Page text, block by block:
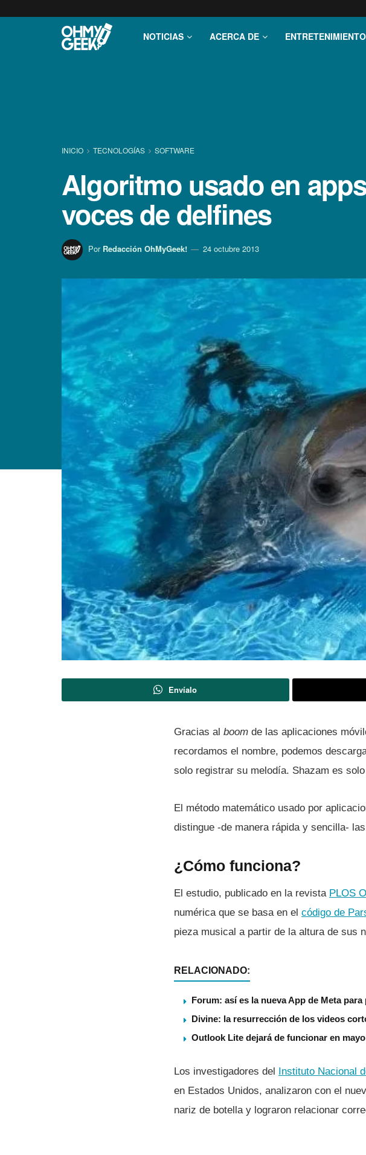
NOTICIAS ACERCA DE ENTRETENIMIENTO
INICIO TECNOLOGÍ­AS SOFTWARE
Algoritmo usado en
voces de delfines
Por Redacción OhMyGeek! 24 octubre 2013
Envíalo
Gracias al boom de las aplicaciones
recordamos el nombre, podemos
solo registrar su melodí­a. Shazam es
El método matemático usado por
distingue -de manera rápida y sencilla-
¿Cómo funciona?
El estudio, publicado en la revista PLOS
numérica que se basa en el código de
pieza musical a partir de la altura de sus
RELACIONADO:
Forum: así es la nueva App de Meta
Divine: la resurrección de los videos
Outlook Lite dejará de funcionar en
Los investigadores del Instituto Nacional
en Estados Unidos, analizaron con el
nariz de botella y lograron relacionar